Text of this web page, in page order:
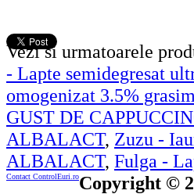
Vezi si urmatoarele
- Lapte semidegresat
omogenizat 3.5%
GUST DE
ALBALACT, Zuzu -
ALBALACT, Fulga -
Contact ControlEuri.roCopyright ©